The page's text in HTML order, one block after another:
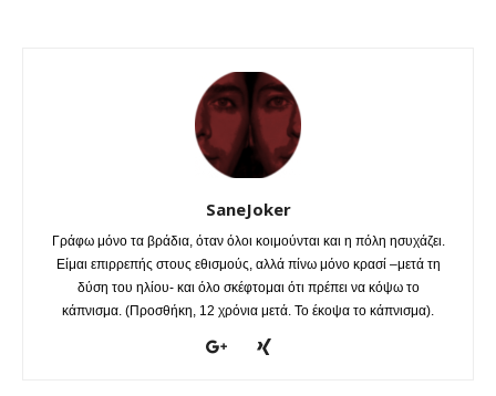
SaneJoker
Γράφω μόνο τα βράδια, όταν όλοι κοιμούνται και η πόλη ησυχάζει.
Είμαι επιρρεπής στους εθισμούς, αλλά πίνω μόνο κρασί –μετά τη
δύση του ηλίου- και όλο σκέφτομαι ότι πρέπει να κόψω το
κάπνισμα. (Προσθήκη, 12 χρόνια μετά. Το έκοψα το κάπνισμα).